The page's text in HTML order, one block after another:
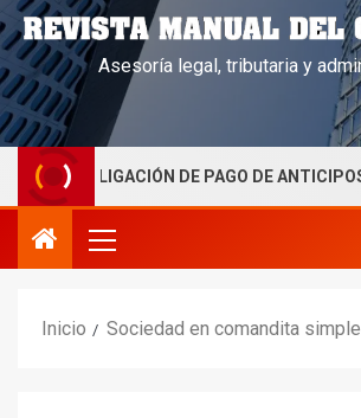
Asesoría legal, tributaria y
DE PAGO DE ANTICIPOS
Inicio Sociedad en comandita simple